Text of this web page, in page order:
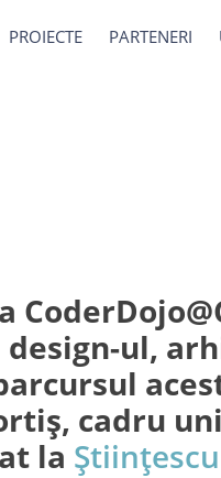
PROIECTE PARTENERI
ul,
cadru
la